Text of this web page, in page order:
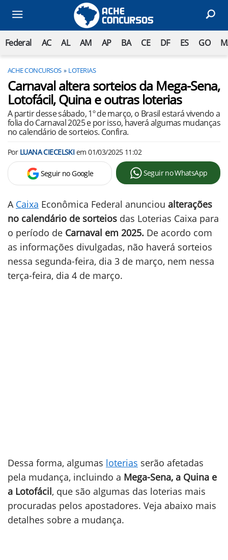
Federal AC AL AM AP BA CE DF ES GO
ACHE CONCURSOS LOTERIAS
Carnaval altera sorteios da Mega-Sena,
Lotofácil, Quina e outras loterias
A partir desse sábado, 1º de março, o Brasil estará vivendo a
folia do Carnaval 2025 e por isso, haverá algumas mudanças
no calendário de sorteios. Confira.
Por LUANA CIECELSKIem01/03/2025 11:02
Seguir no Google Seguir no WhatsApp
A Caixa Econômica Federal anunciou alterações
no calendário de sorteios das Loterias Caixa para
o período de Carnaval em 2025. De acordo com
as informações divulgadas, não haverá sorteios
nessa segunda-feira, dia 3 de março, nem nessa
terça-feira, dia 4 de março.
Dessa forma, algumas loterias serão afetadas
pela mudança, incluindo a Mega-Sena, a Quina e
a Lotofácil, que são algumas das loterias mais
procuradas pelos apostadores. Veja abaixo mais
detalhes sobre a mudança.